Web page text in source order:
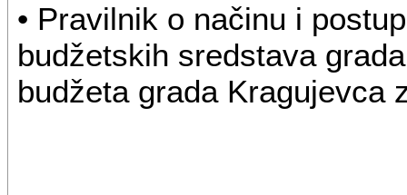
• Pravilnik o načinu i
budžetskih sredstava
budžeta grada Kragujevca